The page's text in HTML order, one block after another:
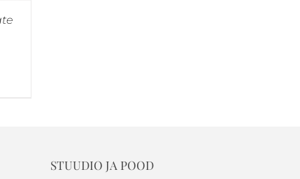
STUUDIO JA POOD